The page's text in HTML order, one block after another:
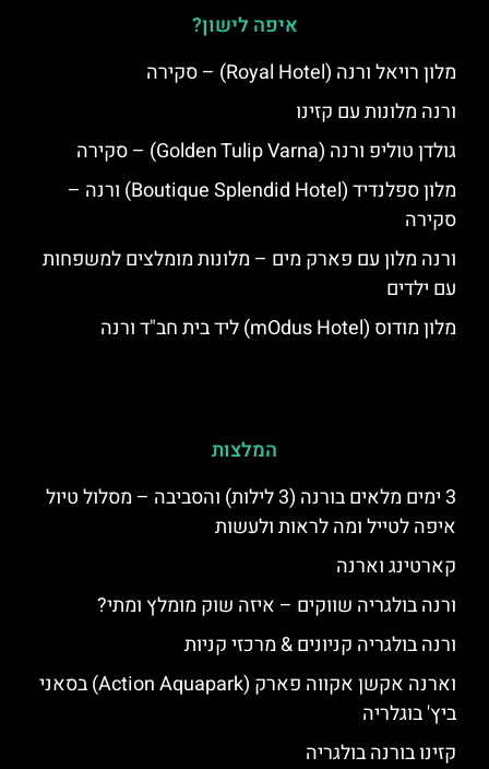
איפה לישון?
מלון רויאל ורנה (Royal Hotel) – סקירה
ורנה מלונות עם קזינו
גולדן טוליפ ורנה (Golden Tulip Varna) – סקירה
מלון ספלנדיד (Boutique Splendid Hotel) ורנה –
סקירה
ורנה מלון עם פארק מים – מלונות מומלצים למשפחות
עם ילדים
מלון מודוס (mOdus Hotel) ליד בית חב"ד ורנה
המלצות
3 ימים מלאים בורנה (3 לילות) והסביבה – מסלול טיול
איפה לטייל ומה לראות ולעשות
קארטינג וארנה
ורנה בולגריה שווקים – איזה שוק מומלץ ומתי?
ורנה בולגריה קניונים & מרכזי קניות
וארנה אקשן אקווה פארק (Action Aquapark) בסאני
ביץ' בוגלריה
קזינו בורנה בולגריה